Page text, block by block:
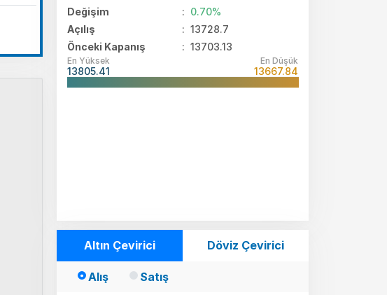
Değişim : 0.70%
Açılış
: 13728.7
Önceki Kapanış
: 13703.13
En Yüksek
13805.41
En Düşük
13667.84
Altın Çevirici Döviz Çevirici
Alış Satış